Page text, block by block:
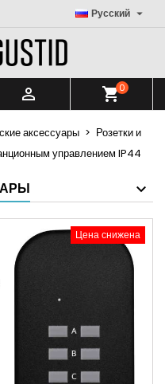
Русский 
 shopping_cart0
аксессуары
Розетки и
управлением IP44
Цена снижена